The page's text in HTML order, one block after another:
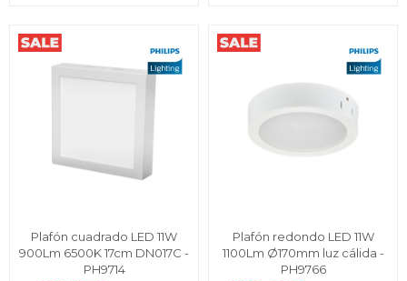
Plafón cuadrado LED 11W
900Lm 6500K 17cm DN017C -
PH9714
Plafón redondo LED 11W
1100Lm Ø170mm luz cálida -
PH9766